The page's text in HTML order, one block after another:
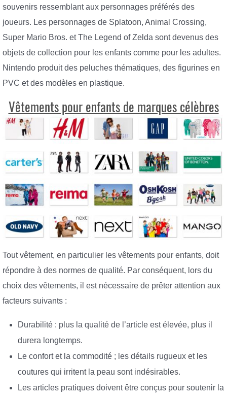
souvenirs ressemblant aux personnages préférés des
joueurs. Les personnages de Splatoon, Animal Crossing,
Super Mario Bros. et The Legend of Zelda sont devenus des
objets de collection pour les enfants comme pour les adultes.
Nintendo produit des peluches thématiques, des figurines en
PVC et des modèles en plastique.
Vêtements pour enfants de marques célèbres
Tout vêtement, en particulier les vêtements pour enfants, doit
répondre à des normes de qualité. Par conséquent, lors du
choix des vêtements, il est nécessaire de prêter attention aux
facteurs suivants :
Durabilité : plus la qualité de l’article est élevée, plus il
durera longtemps.
Le confort et la commodité ; les détails rugueux et les
coutures qui irritent la peau sont indésirables.
Les articles pratiques doivent être conçus pour soutenir la